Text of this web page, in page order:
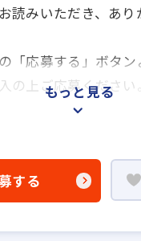
読みいただき、あり
「応募する」ボタン
の上ご応募ください。
」よりエントリー
類による書類選考
もっと見る
する